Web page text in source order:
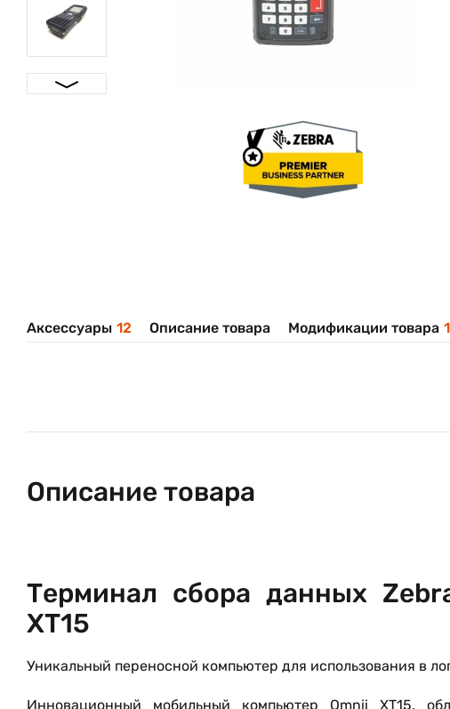
Аксессуары 12 Описание товара Модификации товара
Описание товара
Терминал сбора данных
XT15
Уникальный переносной компьютер для использования в
Инновационный мобильный компьютер Omnii XT15,